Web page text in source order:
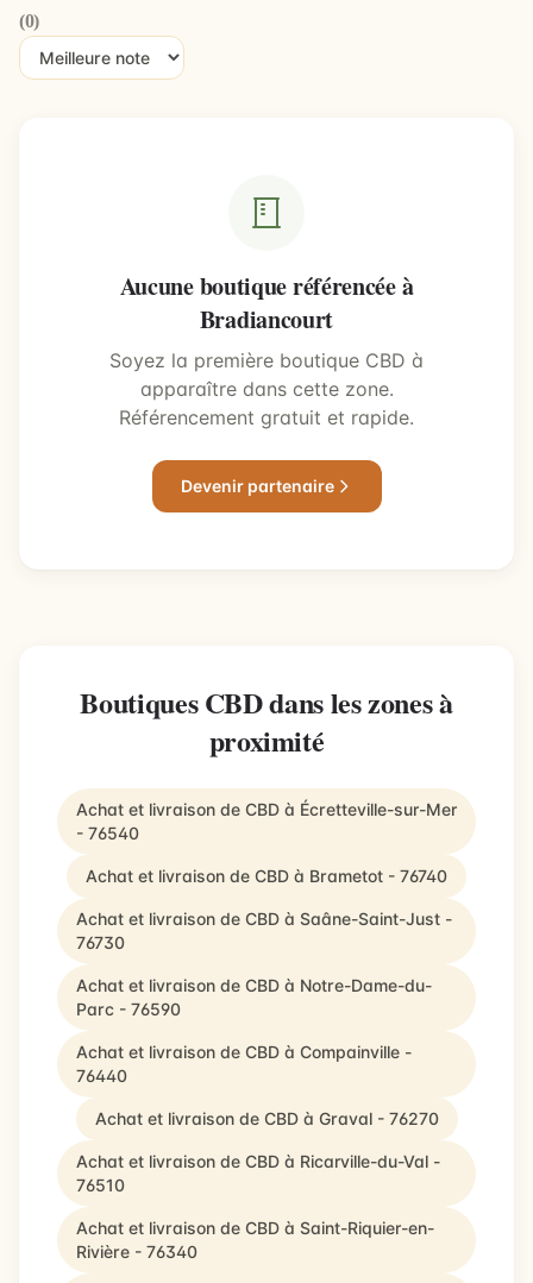
(0)
Aucune boutique référencée à
Bradiancourt
Soyez la première boutique CBD à
apparaître dans cette zone.
Référencement gratuit et rapide.
Devenir partenaire
Boutiques CBD dans les zones à
proximité
Achat et livraison de CBD à Écretteville-sur-Mer
- 76540
Achat et livraison de CBD à Brametot - 76740
Achat et livraison de CBD à Saâne-Saint-Just -
76730
Achat et livraison de CBD à Notre-Dame-du-
Parc - 76590
Achat et livraison de CBD à Compainville -
76440
Achat et livraison de CBD à Graval - 76270
Achat et livraison de CBD à Ricarville-du-Val -
76510
Achat et livraison de CBD à Saint-Riquier-en-
Rivière - 76340